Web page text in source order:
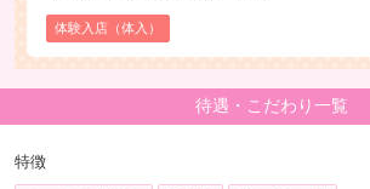
体験入店（体入）
待遇・こだわり一覧
特徴